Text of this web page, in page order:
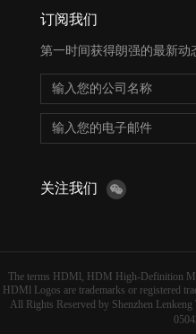
订阅我们
第一时间获得朗强的最新动
关注我们
The terms HDMl, HDM High-Definition
HDMl Logos are trademarks or registered
All Rights Reserved by Shenzhen